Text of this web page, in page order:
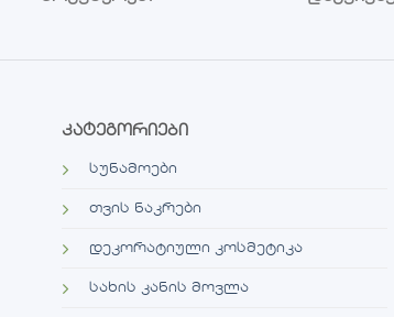
კატეგორიები
სუნამოები
თვის ნაკრები
დეკორატიული კოსმეტიკა
სახის კანის მოვლა